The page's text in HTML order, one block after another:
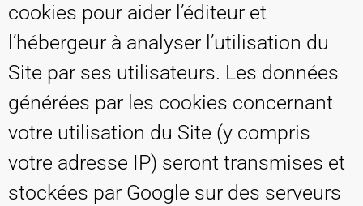
cookies pour aider l’éditeur et
l’hébergeur à analyser l’utilisation du
Site par ses utilisateurs. Les données
générées par les cookies concernant
votre utilisation du Site (y compris
votre adresse IP) seront transmises et
stockées par Google sur des serveurs